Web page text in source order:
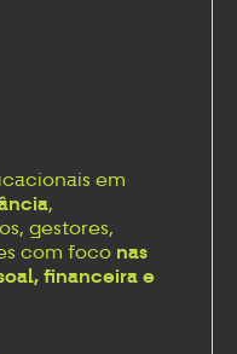
em
,
gestores,
com foco nas
financeira e